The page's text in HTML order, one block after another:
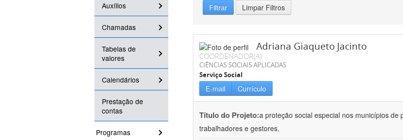
Auxílios
Chamadas
Tabelas de
valores
Calendários
Prestação de
contas
Programas
Filtrar Limpar Filtros
Adriana Giaqueto Jacinto
COORDENADOR(A)
CIÊNCIAS SOCIAIS APLICADAS
Serviço Social
E-mail Currículo
Título do Projeto:a proteção social especial nos municípios
trabalhadores e gestores.